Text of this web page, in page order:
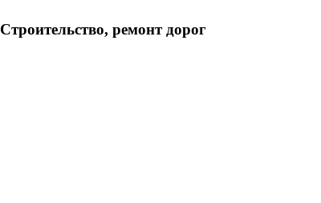
Строительство, ремонт дорог